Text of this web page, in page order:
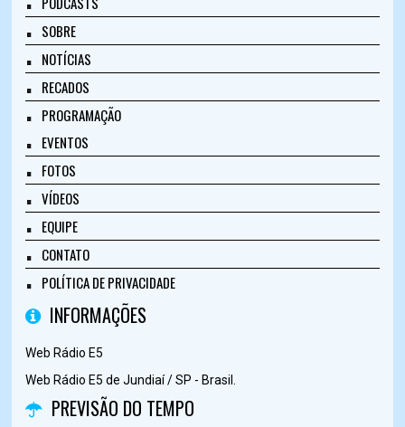
SOBRE
NOTÍCIAS
RECADOS
PROGRAMAÇÃO
EVENTOS
FOTOS
VÍDEOS
EQUIPE
CONTATO
POLÍTICA DE PRIVACIDADE
INFORMAÇÕES
Web Rádio E5
Web Rádio E5 de Jundiaí / SP - Brasil.
PREVISÃO DO TEMPO